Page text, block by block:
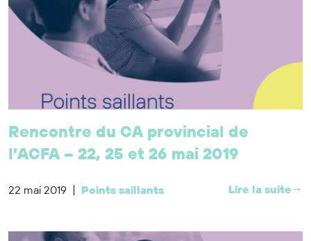
Rencontre du CA provincial de
l’ACFA – 22, 25 et 26 mai 2019
22 mai 2019 | Points saillants Lire la suite